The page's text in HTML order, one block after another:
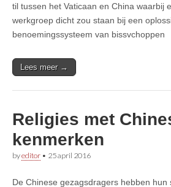
til tussen het Vaticaan en China waarbij
werkgroep dicht zou staan bij een
benoemingssysteem van bissvchoppen
Lees meer →
Religies met
kenmerken
byeditor • 25 april 2016
De Chinese gezagsdragers hebben hun